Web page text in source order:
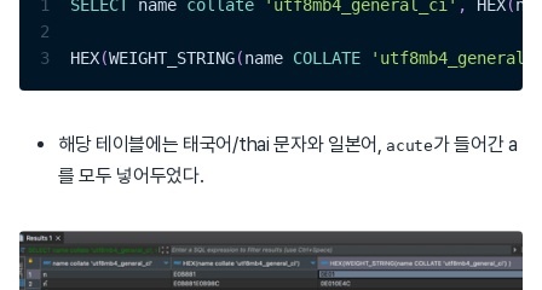
1 SELECT name collate 'utf8mb4_general_ci' , HEX(
2
3
HEX(WEIGHT_STRING(name COLLATE
해당 테이블에는 태국어/thai 문자와 일본어, acute가 들어간 a
를 모두 넣어두었다.